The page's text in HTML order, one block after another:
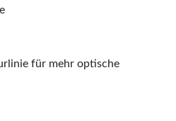
für mehr optische